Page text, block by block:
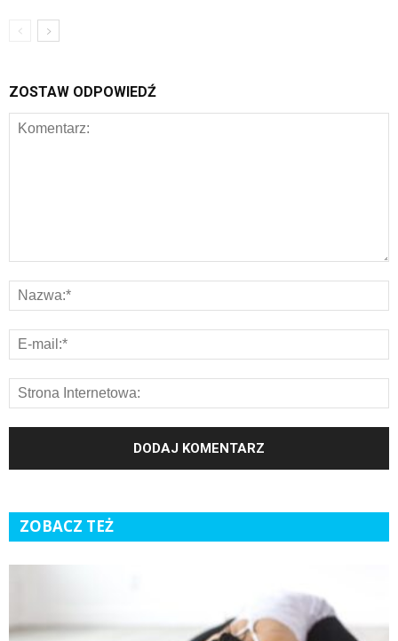
ZOSTAW ODPOWIEDŹ
ZOBACZ TEŻ